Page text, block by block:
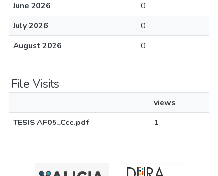
June 2026
0
July 2026
0
August 2026
0
File Visits
views
TESIS AF05_Cce.pdf
1